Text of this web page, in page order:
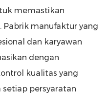
memastikan
Pabrik manufaktur yang
dan karyawan
dengan
kualitas yang
persyaratan